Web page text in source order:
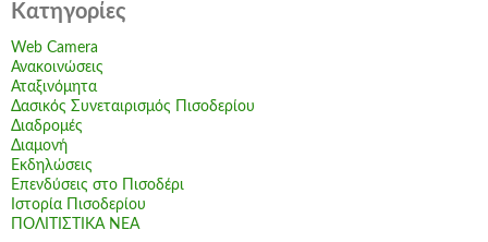
Kατηγορίες
Web Camera
Ανακοινώσεις
Αταξινόμητα
Δασικός Συνεταιρισμός Πισοδερίου
Διαδρομές
Διαμονή
Εκδηλώσεις
Επενδύσεις στο Πισοδέρι
Ιστορία Πισοδερίου
ΠΟΛΙΤΙΣΤΙΚΑ ΝΕΑ